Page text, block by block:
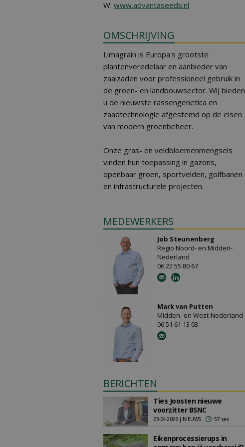
W: www.advantaseeds.nl
OMSCHRIJVING
Limagrain is Europa's grootste
plantenveredelaar en aanbieder van
zaaizaden voor professioneel gebruik in
de groen- en landbouwsector. Wij bieden
u de nieuwste rassengenetica en
zaadtechnologie afgestemd op de eisen
van modern groenbeheer.
Onze gras- en veldbloemenmengsels
vinden hun toepassing in gazons,
openbaar groen, sportvelden, golfbanen
en infrastructurele projecten.
MEDEWERKERS
Job Steunenberg
Regio Noord- en Midden-
Nederland
06 22 55 80 67
Mark van Putten
Midden- en West-Nederland
06 51 61 13 03
BERICHTEN
Ties Joosten nieuwe
voorzitter BSNC
23-04-2026 | NIEUWS 57 sec
Eikenprocessierups in